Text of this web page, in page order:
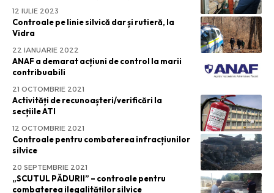
12 IULIE 2023
Controale pe linie silvică dar și rutieră, la
Vidra
22 IANUARIE 2022
ANAF a demarat acțiuni de control la marii
contribuabili
21 OCTOMBRIE 2021
Activități de recunoașteri/verificări la
secțiile ATI
12 OCTOMBRIE 2021
Controale pentru combaterea infracțiunilor
silvice
20 SEPTEMBRIE 2021
„SCUTUL PĂDURII” – controale pentru
combaterea ilegalităților silvice